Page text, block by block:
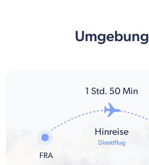
Umgebung
1 Std. 50 Min
FRA
Hinreise
Direktflug